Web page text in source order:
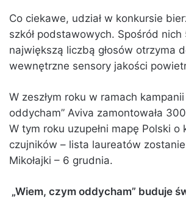
Co ciekawe, udział w konkursie
szkół podstawowych. Spośród nich
największą liczbą głosów otrzyma
wewnętrzne sensory jakości
W zeszłym roku w ramach kampanii
oddycham” Aviva zamontowała
W tym roku uzupełni mapę Polski o
czujników – lista laureatów zostanie
Mikołajki – 6 grudnia.
„Wiem, czym oddycham” buduje